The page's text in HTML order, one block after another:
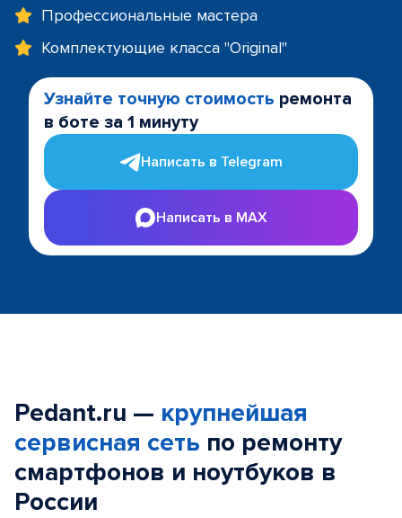
Профессиональные мастера
Комплектующие класса "Original"
Узнайте точную стоимость ремонта
в боте за 1 минуту
Написать в Telegram
Написать в MAX
Pedant.ru — крупнейшая
сервисная сеть по ремонту
смартфонов и ноутбуков в
России